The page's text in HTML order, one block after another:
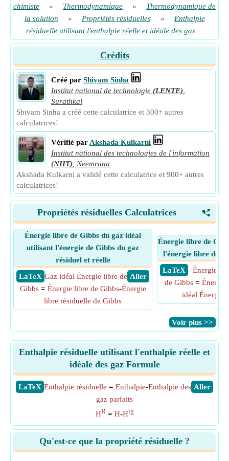
chimiste
» Thermodynamique »
Thermodynamique de
la solution
» Propriétés résiduelles »
Enthalpie
résiduelle utilisant l'enthalpie réelle et idéale des gaz
Crédits
Créé par Shivam Sinha
Institut national de technologie (LENTE)
Surathkal
Shivam Sinha a créé cette calculatrice et 300+ autres
calculatrices!
Vérifié par Akshada Kulkarni
Institut national des technologies de l'information
(NIIT)
Neemrana
Akshada Kulkarni a validé cette calculatrice et 900+ autres
calculatrices!
<
Propriétés résiduelles Calculatrices
Énergie libre de Gibbs du gaz idéal
utilisant l'énergie de Gibbs du gaz
résiduel et réelle
​ LaTeX
​ Aller
Gaz idéal Énergie libre de
Gibbs= Énergie libre de Gibbs-Énergie
libre résiduelle de Gibbs
Énergie libre de
l'énergie libre de
​ LaTeX
Énergie
de Gibbs= Énergie
idéal Énergie
​Voir plus >>
Enthalpie résiduelle utilisant l'enthalpie réelle et
idéale des gaz Formule
​LaTeX ​Aller
Enthalpie résiduelle = Enthalpie-Enthalpie des
gaz parfaits
HR= H-Hig
Qu'est-ce que la propriété résiduelle ?